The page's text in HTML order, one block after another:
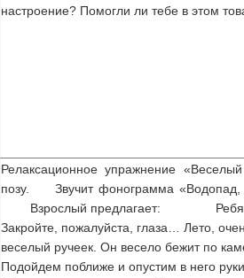
настроение? Помогли ли тебе в этом
Релаксационное упражнение
позу. Звучит фонограмма «Водопад,
Взрослый предлагает: Ребята!
Закройте, пожалуйста, глаза… Лето,
веселый ручеек. Он весело бежит по
Подойдем поближе и опустим в него